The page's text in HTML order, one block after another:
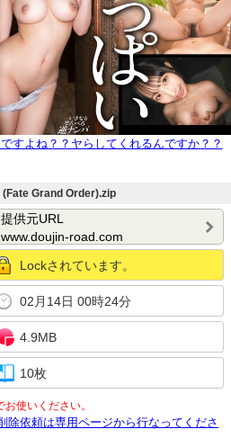
すよね？？ヤらしてくれるんですか？？
(Fate Grand Order).zip
提供元URL
www.doujin-road.com
Lockされています。
02月14日 00時24分
4.9MB
10枚
使いください。
除依頼は専用ページから行なってくださ